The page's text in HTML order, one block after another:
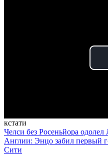
кстати
Челси без Росеньйора
Англии: Энцо забил первый
Сити